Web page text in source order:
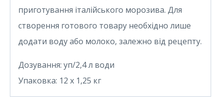
приготування італійського морозива. Для
створення готового товару необхідно лише
додати воду або молоко, залежно від рецепту.
Дозування: уп/2,4 л води
Упаковка: 12 x 1,25 кг